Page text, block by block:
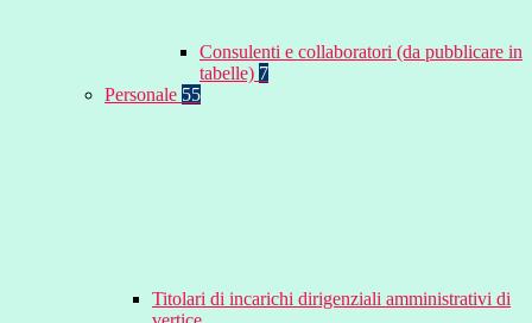
Consulenti e collaboratori (da pubblicare in
tabelle) 7
Personale 55
Titolari di incarichi dirigenziali amministrativi di